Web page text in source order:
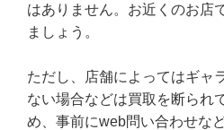
はありません。お近くのお店
ましょう。
ただし、店舗によってはギャ
ない場合などは買取を断られ
め、事前にweb問い合わせな